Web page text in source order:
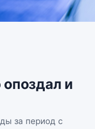
работает как
→
и
за период с